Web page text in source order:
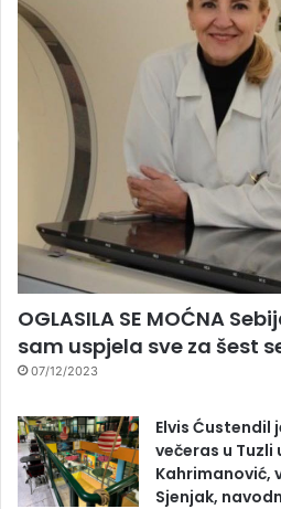
OGLASILA SE MOĆNA
sam uspjela sve za šest
07/12/2023
Elvis Ćustendil
večeras u Tuzli
Kahrimanović,
Sjenjak,